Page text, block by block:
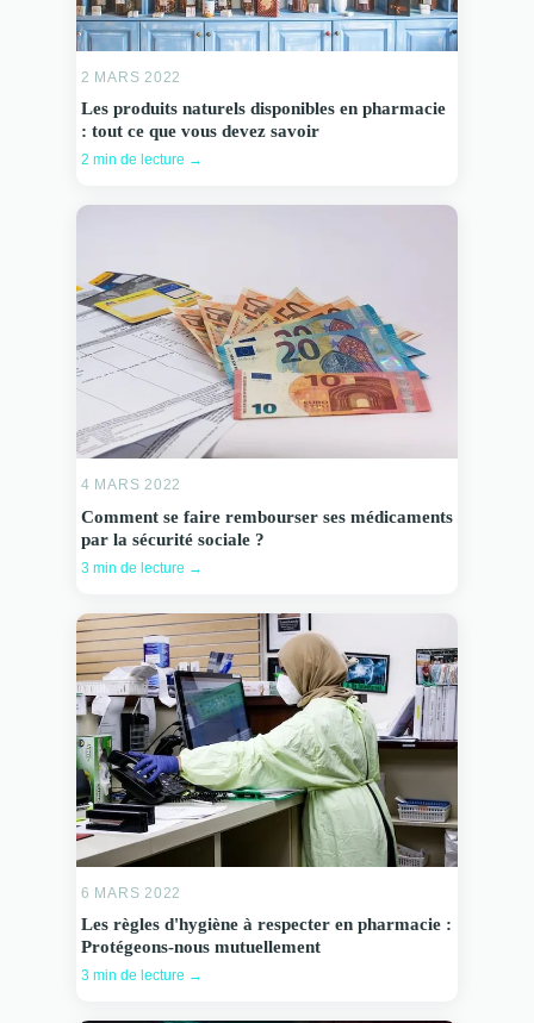
2 MARS 2022
Les produits naturels disponibles en pharmacie
: tout ce que vous devez savoir
2 min de lecture →
4 MARS 2022
Comment se faire rembourser ses médicaments
par la sécurité sociale ?
3 min de lecture →
6 MARS 2022
Les règles d'hygiène à respecter en pharmacie :
Protégeons-nous mutuellement
3 min de lecture →